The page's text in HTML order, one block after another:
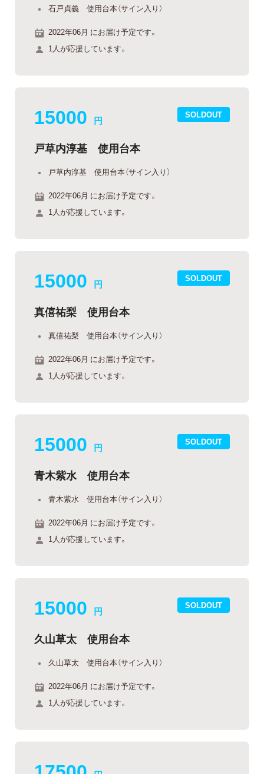
石戸貞義 使用台本（サイン入り）
2022年06月 にお届け予定です。
1人が応援しています。
SOLDOUT
15000 円
戸草内淳基 使用台本
戸草内淳基 使用台本（サイン入り）
2022年06月 にお届け予定です。
1人が応援しています。
SOLDOUT
15000 円
真僖祐梨 使用台本
真僖祐梨 使用台本（サイン入り）
2022年06月 にお届け予定です。
1人が応援しています。
SOLDOUT
15000 円
青木紫水 使用台本
青木紫水 使用台本（サイン入り）
2022年06月 にお届け予定です。
1人が応援しています。
SOLDOUT
15000 円
久山草太 使用台本
久山草太 使用台本（サイン入り）
2022年06月 にお届け予定です。
1人が応援しています。